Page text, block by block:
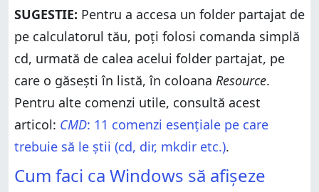
SUGESTIE: Pentru a accesa un folder partajat de
pe calculatorul tău, poți folosi comanda simplă
cd, urmată de calea acelui folder partajat, pe
care o găsești în listă, în coloana Resource.
Pentru alte comenzi utile, consultă acest
articol: CMD: 11 comenzi esențiale pe care
trebuie să le știi (cd, dir, mkdir etc.).
Cum faci ca Windows să afișeze